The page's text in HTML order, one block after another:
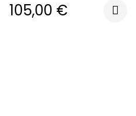
105,00 €